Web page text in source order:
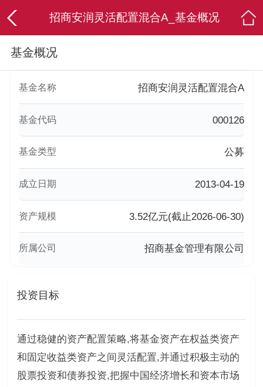
招商安润灵活配置混合A_基金概况
基金概况
基金名称 招商安润灵活配置混合A
基金代码 000126
基金类型 公募
成立日期 2013-04-19
资产规模 3.52亿元(截止2026-06-30)
所属公司 招商基金管理有限公司
投资目标
通过稳健的资产配置策略,将基金资产在权益类资产
和固定收益类资产之间灵活配置,并通过积极主动的
股票投资和债券投资,把握中国经济增长和资本市场